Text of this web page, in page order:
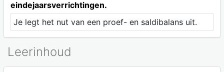
eindejaarsverrichtingen.
Je legt het nut van een proef- en saldibalans uit.
Leerinhoud